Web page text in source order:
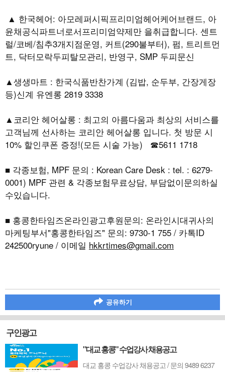
▲ 한국헤어: 아모레퍼시픽프리미엄헤어케어브랜드, 아
윤채공식파트너로서프리미엄약제만 을취급합니다. 센트
럴/코베/침추3개지점운영, 커트(290불부터), 펌, 트리트먼
트, 닥터모락두피탈모관리, 반영구, SMP 두피문신
▲생생마트 : 한국식품반찬가계 (김밥, 순두부, 간장게장
등)신계 유엔롱 2819 3338
▲코리안 헤어살롱 : 최고의 아름다움과 최상의 서비스를
고객님께 선사하는 코리안 헤어살롱 입니다. 첫 방문 시
10% 할인쿠폰 증정!(모든 시술 가능) ☎5611 1718
■ 각종보험, MPF 문의 : Korean Care Desk : tel. : 6279-
0001) MPF 관련 & 각종보험무료상담, 부담없이문의하실
수있습니다.
■ 홍콩한타임즈온라인광고후원문의: 온라인시대귀사의
마케팅부서"홍콩한타임즈" 문의: 9730-1 755 / 카톡ID
242500ryune / 이메일 hkkrtimes@gmail.com
공유하기
구인광고
"대교 홍콩" 수업강사 채용공고
대교 홍콩 수업강사 채용공고 / 문의 9489 6237